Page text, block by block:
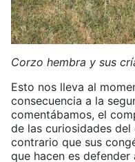
Corzo hembra y sus
Esto nos lleva al
consecuencia a la
comentábamos, el
de las curiosidades
contrario que sus
que hacen es